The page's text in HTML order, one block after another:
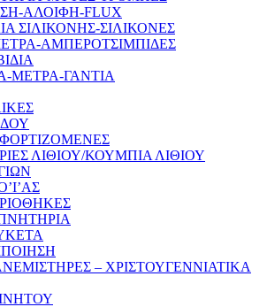
ΑΛΟΙΦΗ-FLUX
ΣΙΛΙΚΟΝΗΣ-ΣΙΛΙΚΟΝΕΣ
ΑΜΠΕΡΟΤΣΙΜΠΙΔΕΣ
ΜΕΤΡΑ-ΓΑΝΤΙΑ
ΛΙΘΙΟΥ/ΚΟΥΜΠΙΑ ΛΙΘΙΟΥ
– ΧΡΙΣΤΟΥΓΕΝΝΙΑΤΙΚΑ